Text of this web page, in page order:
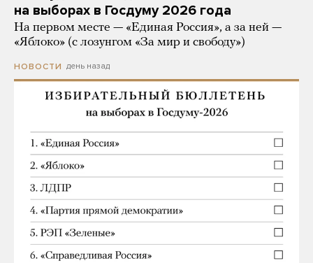
на выборах в Госдуму 2026 года
На первом месте — «Единая Россия», а за ней —
«Яблоко» (с лозунгом «За мир и свободу»)
НОВОСТИ день назад